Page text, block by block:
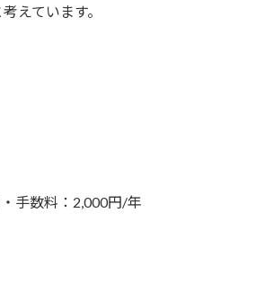
えています。
手数料：2,000円/年